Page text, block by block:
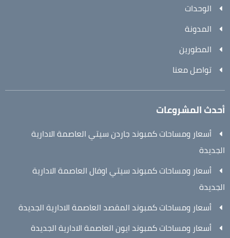
الوحدات
المدونة
المطورين
تواصل معنا
أحدث المشروعات
أسعار ومساحات كمبوند جاردن سيتي العاصمة الادارية
الجديدة
أسعار ومساحات كمبوند سيتي اوفال العاصمة الادارية
الجديدة
أسعار ومساحات كمبوند المقصد العاصمة الادارية الجديدة
أسعار ومساحات كمبوند ايون العاصمة الادارية الجديدة